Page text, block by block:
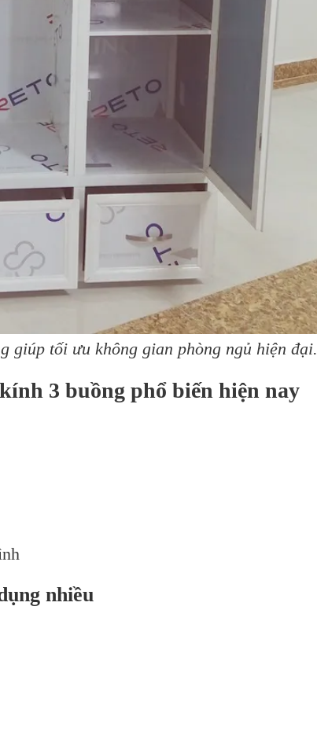
giúp tối ưu không gian phòng ngủ hiện đại.
3 buồng phổ biến hiện nay
nhiều